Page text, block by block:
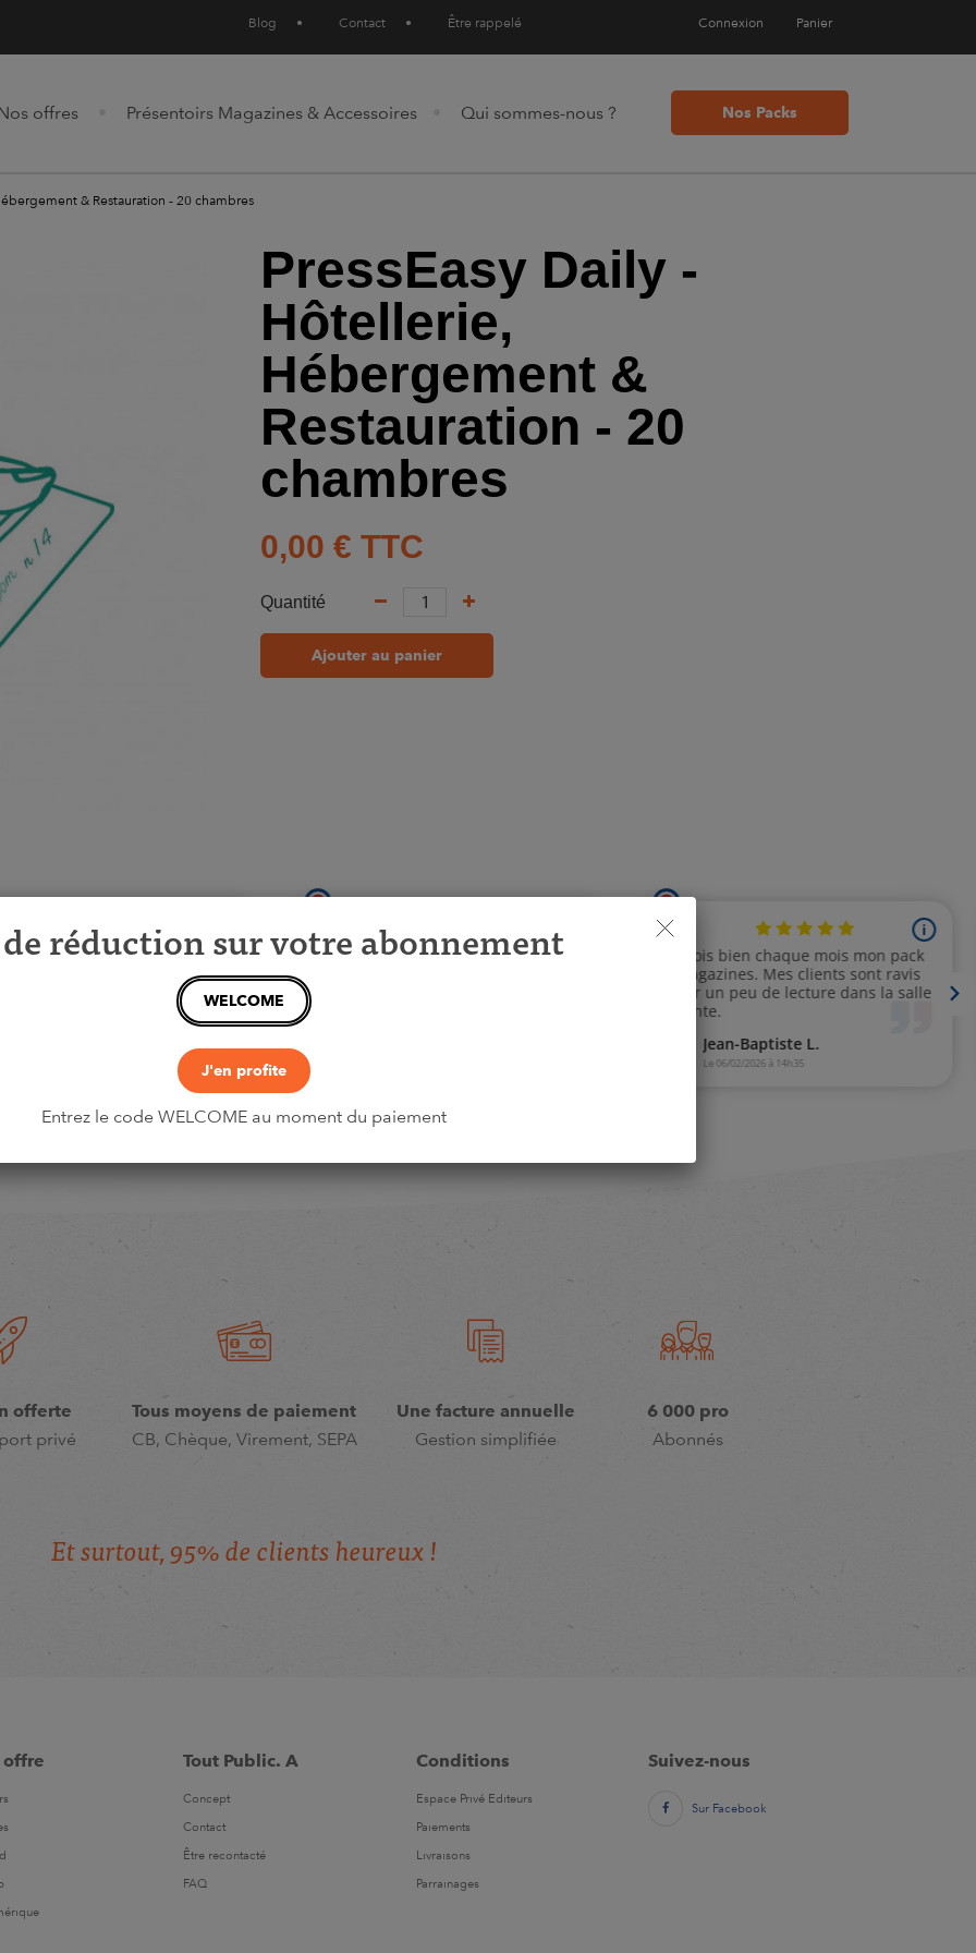
Blog • Contact • Être rappelé Panier
Connexion
offres Présentoirs Magazines & Accessoires Qui sommes-nous ? Nos Packs
& Restauration - 20 chambres
PressEasy Daily -
Hôtellerie,
Hébergement &
Restauration - 20
chambres
0,00 € TTC
Quantité
Ajouter au panier
offerte
privé
Tous moyens de paiement
CB, Chèque, Virement, SEPA
Une facture annuelle
Gestion simplifiée
6 000 pro
Abonnés
Et surtout, 95% de clients heureux !
Tout Public. A
Concept
Contact
Être recontacté
FAQ
Conditions
Espace Privé Editeurs
Paiements
Livraisons
Parrainages
Suivez-nous
Sur Facebook
réduction sur votre abonnement
WELCOME
J'en profite
Entrez le code WELCOME au moment du paiement